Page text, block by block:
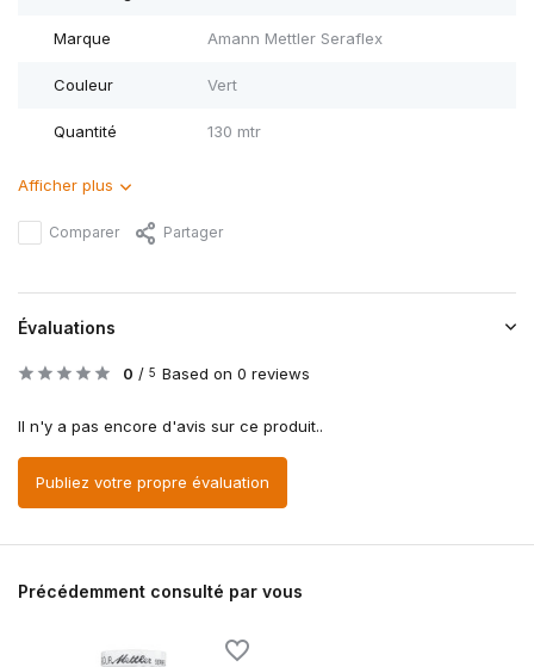
Marque Amann Mettler Seraflex
Couleur Vert
Quantité 130 mtr
Afficher plus
Comparer Partager
Évaluations
0 / 5 Based on 0 reviews
Il n'y a pas encore d'avis sur ce produit..
Publiez votre propre évaluation
Précédemment consulté par vous